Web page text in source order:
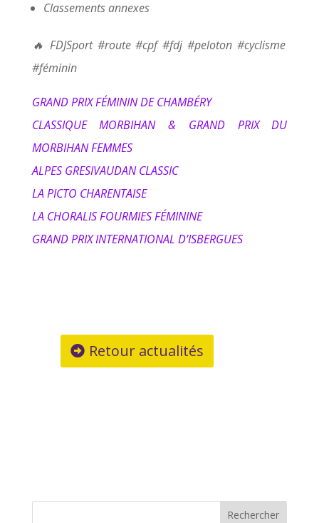
Classements annexes
🔥 FDJSport #route #cpf #fdj #peloton #cyclisme
#féminin
GRAND PRIX FÉMININ DE CHAMBÉRY
CLASSIQUE MORBIHAN & GRAND PRIX DU
MORBIHAN FEMMES
ALPES GRESIVAUDAN CLASSIC
LA PICTO CHARENTAISE
LA CHORALIS FOURMIES FÉMININE
GRAND PRIX INTERNATIONAL D’ISBERGUES
Retour actualités
Rechercher